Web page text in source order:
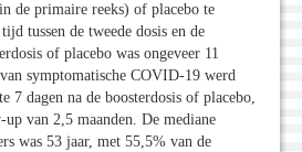
de primaire reeks) of placebo te
tussen de tweede dosis en de
of placebo was ongeveer 11
symptomatische COVID-19 werd
7 dagen na de boosterdosis of placebo,
van 2,5 maanden. De mediane
was 53 jaar, met 55,5% van de